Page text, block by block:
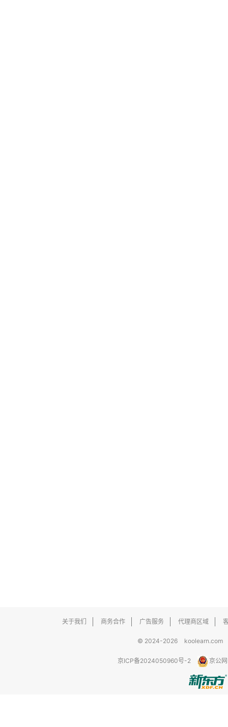
关于我们 商务合作 广告服务 代理商区域
© 2024-2026 koolearn.com
京ICP备2024050960号-2 京公